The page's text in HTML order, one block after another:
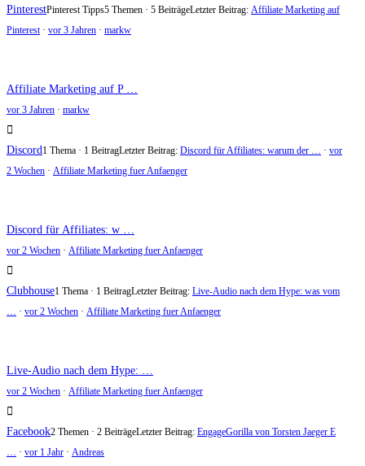
PinterestPinterest Tipps5 Themen · 5 BeiträgeLetzter Beitrag: Affiliate Marketing auf
Pinterest· vor 3 Jahren · markw
Affiliate Marketing auf P …
vor 3 Jahren · markw
Discord1 Thema · 1 BeitragLetzter Beitrag: Discord für Affiliates: warum der … · vor
2 Wochen · Affiliate Marketing fuer Anfaenger
Discord für Affiliates: w …
vor 2 Wochen · Affiliate Marketing fuer Anfaenger
Clubhouse1 Thema · 1 BeitragLetzter Beitrag: Live-Audio nach dem Hype: was vom
… · vor 2 Wochen · Affiliate Marketing fuer Anfaenger
Live-Audio nach dem Hype: …
vor 2 Wochen · Affiliate Marketing fuer Anfaenger
Facebook2 Themen · 2 BeiträgeLetzter Beitrag: EngageGorilla von Torsten Jaeger E
… · vor 1 Jahr · Andreas